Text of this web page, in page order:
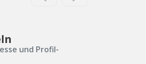
und Profil-